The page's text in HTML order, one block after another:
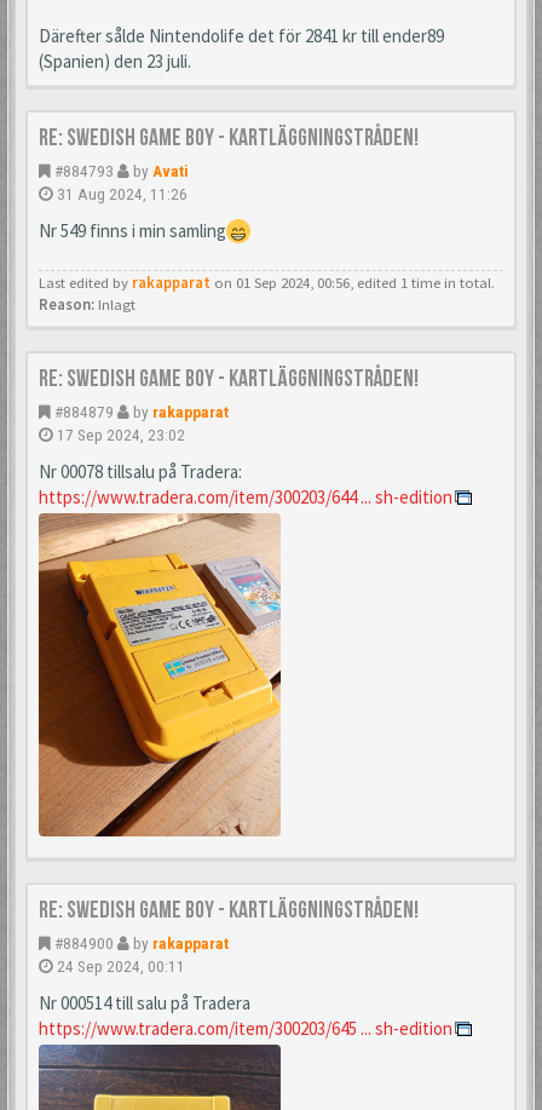
Därefter sålde Nintendolife det för 2841 kr till ender89
(Spanien) den 23 juli.
Re: Swedish Game Boy - Kartläggningstråden!
#884793 by Avati
31 Aug 2024, 11:26
Nr 549 finns i min samling
Last edited by rakapparat on 01 Sep 2024, 00:56, edited 1 time in total.
Reason: Inlagt
Re: Swedish Game Boy - Kartläggningstråden!
#884879 by rakapparat
17 Sep 2024, 23:02
Nr 00078 tillsalu på Tradera:
https://www.tradera.com/item/300203/644 ... sh-edition
Re: Swedish Game Boy - Kartläggningstråden!
#884900 by rakapparat
24 Sep 2024, 00:11
Nr 000514 till salu på Tradera
https://www.tradera.com/item/300203/645 ... sh-edition